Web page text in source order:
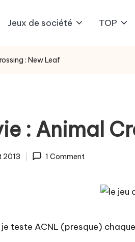
Jeux de société TOP
: New Leaf
: Animal
2013 1 Comment
teste ACNL (presque)